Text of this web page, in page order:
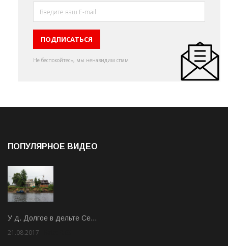
Не беспокойтесь, мы ненавидим спам
ПОПУЛЯРНОЕ ВИДЕО
У д. Долгое в дельте Се…
21.08.2017